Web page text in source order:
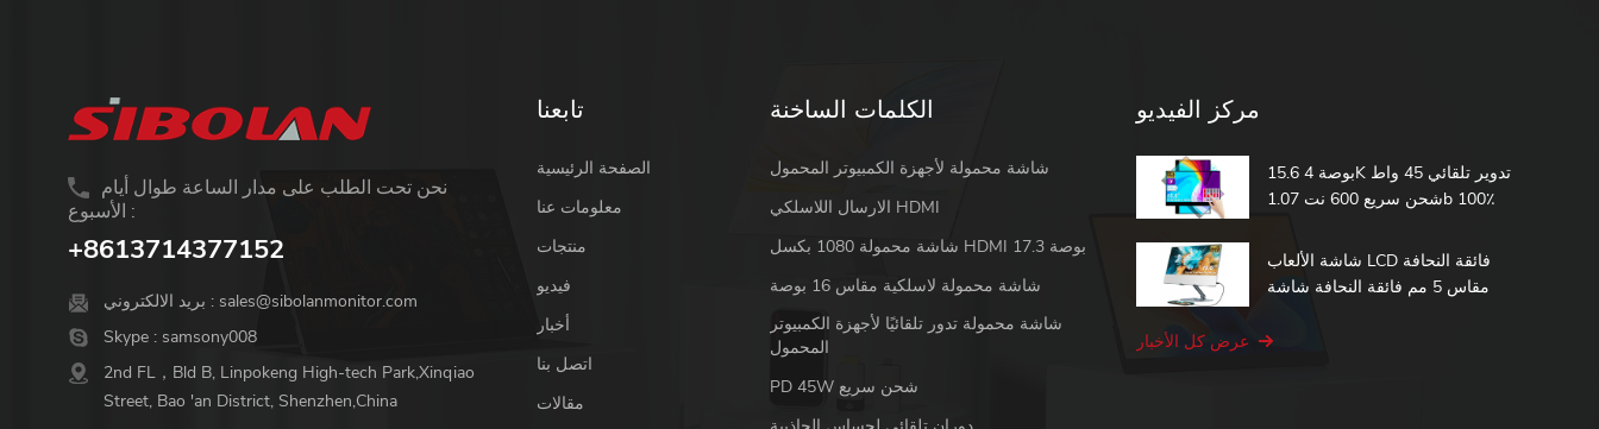
نحن تحت الطلب على مدار الساعة طوال أيام
الأسبوع :
+8613714377152
بريد الالكتروني : sales@sibolanmonitor.com
Skype : samsony008
2nd FL，Bld B, Linpokeng High-tech Park,Xinqiao
Street, Bao 'an District, Shenzhen,China
تابعنا
الصفحة الرئيسية
معلومات عنا
منتجات
فيديو
أخبار
اتصل بنا
مقالات
الكلمات الساخنة
شاشة محمولة لأجهزة الكمبيوتر المحمول
الارسال اللاسلكي HDMI
شاشة محمولة 1080 بكسل HDMI 17.3 بوصة
شاشة محمولة لاسلكية مقاس 16 بوصة
شاشة محمولة تدور تلقائيًا لأجهزة الكمبيوتر
المحمول
PD 45W شحن سريع
مركز الفيديو
15.6 بوصة 4K تدوير تلقائي 45 واط
شحن سريع 600 نت 1.07b 100٪
باللمس شاشة محمولة
شاشة الألعاب LCD فائقة النحافة
مقاس 5 مم فائقة النحافة شاشة
باللمس المحمولة
عرض كل الأخبار